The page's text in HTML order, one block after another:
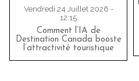
Vendredi 24 Juillet 2026 -
12:15
Comment l’IA de
Destination Canada booste
l’attractivité touristique